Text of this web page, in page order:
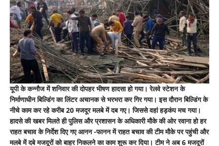
,
40
दबे
,23
को
निकाला
यूपी के कन्नौज में शनिवार की दोपहर भीषण हादसा हो गया। रेलवे स्टेशन के
निर्माणाधीन बिल्डिंग का लिंटर अचानक से भरभरा कर गिर गया। इस दौरान बिल्डिंग के
नीचे काम कर रहे करीब 20 मजदूर मलबे में दब गए। जिससे वहां हड़कंप मच गया।
हादसे की खबर मिलते ही पुलिस और प्रशासन के अधिकारी मौके की ओर रवाना हो हर
राहत बचाव के निर्देश दिए गए आनन -फानन में राहत बचाव की टीम मौके पर पहुंची और
मलबे में दबे मजदूरों को बाहर निकलने का काम शुरू कर दिया। टीम ने अब 6 मजदूरों